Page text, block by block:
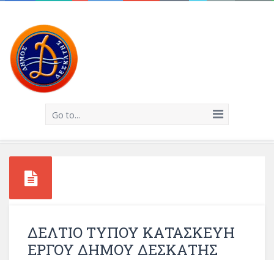
Go to...
ΔΕΛΤΙΟ ΤΥΠΟΥ ΚΑΤΑΣΚΕΥΗ
ΕΡΓΟΥ ΔΗΜΟΥ ΔΕΣΚΑΤΗΣ